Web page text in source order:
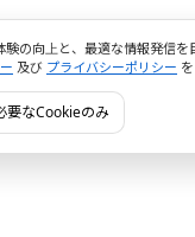
験の向上と、最適な情報発信
及び プライバシーポリシー
要なCookieのみ